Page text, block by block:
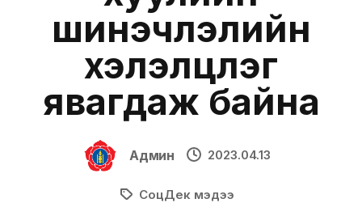
шинэчлэлийн
хэлэлцүүлэг
явагдаж байна
Админ 2023.04.13
СоцДек мэдээ